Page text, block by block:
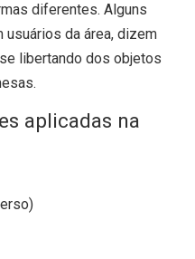
diferentes. Alguns
da área, dizem
libertando dos objetos
aplicadas na